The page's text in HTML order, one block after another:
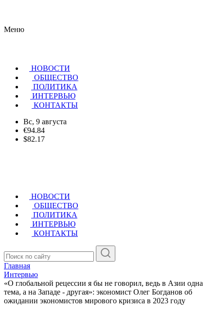
Меню
НОВОСТИ
ОБЩЕСТВО
ПОЛИТИКА
ИНТЕРВЬЮ
КОНТАКТЫ
Вс, 9 августа
€94.84
$82.17
НОВОСТИ
ОБЩЕСТВО
ПОЛИТИКА
ИНТЕРВЬЮ
КОНТАКТЫ
Главная
Интервью
«О глобальной рецессии я бы не говорил, ведь в Азии одна
тема, а на Западе - другая»: экономист Олег Богданов об
ожидании экономистов мирового кризиса в 2023 году